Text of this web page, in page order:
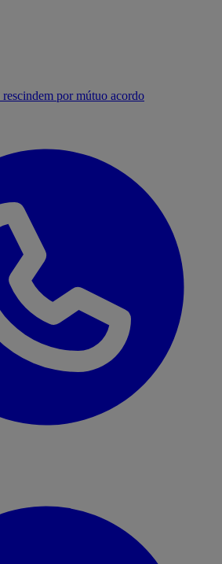
por mútuo acordo